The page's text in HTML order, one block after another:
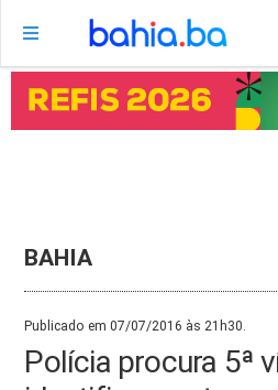
BAHIA
Publicado em 07/07/2016 às 21h30.
Polícia procura 5ª